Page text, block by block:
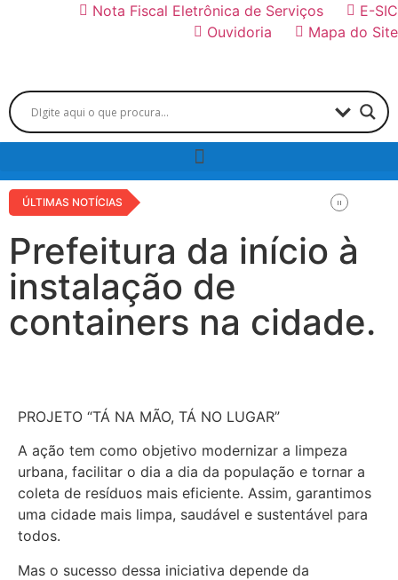
Nota Fiscal Eletrônica de Serviços
E-SIC
Ouvidoria
Mapa do Site
ÚLTIMAS NOTÍCIAS
Prefeitura da início à
instalação de
containers na cidade.
PROJETO “TÁ NA MÃO, TÁ NO LUGAR”
A ação tem como objetivo modernizar a limpeza
urbana, facilitar o dia a dia da população e tornar a
coleta de resíduos mais eficiente. Assim, garantimos
uma cidade mais limpa, saudável e sustentável para
todos.
Mas o sucesso dessa iniciativa depende da